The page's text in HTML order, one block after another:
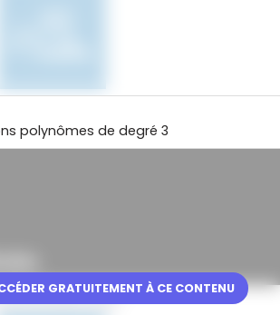
polynômes de degré 3
GRATUITEMENT À CE CONTENU
avec